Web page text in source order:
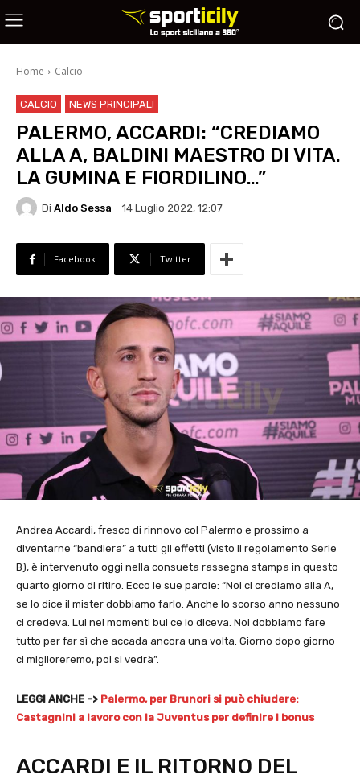
Home Calcio
CALCIO NEWS PRINCIPALI
PALERMO, ACCARDI: “CREDIAMO
ALLA A, BALDINI MAESTRO DI VITA.
LA GUMINA E FIORDILINO…”
Di Aldo Sessa 14 Luglio 2022, 12:07
Facebook Twitter
Andrea Accardi, fresco di rinnovo col Palermo e prossimo a
diventarne “bandiera” a tutti gli effetti (visto il regolamento Serie
B), è intervenuto oggi nella consueta rassegna stampa in questo
quarto giorno di ritiro. Ecco le sue parole: “Noi ci crediamo alla A,
se lo dice il mister dobbiamo farlo. Anche lo scorso anno nessuno
ci credeva. Lui nei momenti bui ce lo diceva. Noi dobbiamo fare
tutto per far sì che accada ancora una volta. Giorno dopo giorno
ci miglioreremo, poi si vedrà”.
LEGGI ANCHE -> Palermo, per Brunori si può chiudere:
Castagnini a lavoro con la Juventus per definire i bonus
ACCARDI E IL RITORNO DEL